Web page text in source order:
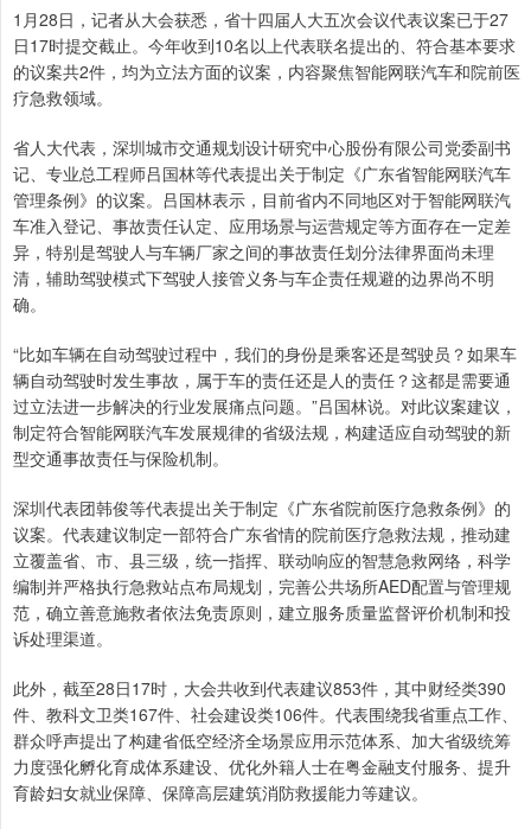
1月28日，记者从大会获悉，省十四届人大五次会议代表议案已于27
日17时提交截止。今年收到10名以上代表联名提出的、符合基本要求
的议案共2件，均为立法方面的议案，内容聚焦智能网联汽车和院前医
疗急救领域。
省人大代表，深圳城市交通规划设计研究中心股份有限公司党委副书
记、专业总工程师吕国林等代表提出关于制定《广东省智能网联汽车
管理条例》的议案。吕国林表示，目前省内不同地区对于智能网联汽
车准入登记、事故责任认定、应用场景与运营规定等方面存在一定差
异，特别是驾驶人与车辆厂家之间的事故责任划分法律界面尚未理
清，辅助驾驶模式下驾驶人接管义务与车企责任规避的边界尚不明
确。
“比如车辆在自动驾驶过程中，我们的身份是乘客还是驾驶员？如果车
辆自动驾驶时发生事故，属于车的责任还是人的责任？这都是需要通
过立法进一步解决的行业发展痛点问题。”吕国林说。对此议案建议，
制定符合智能网联汽车发展规律的省级法规，构建适应自动驾驶的新
型交通事故责任与保险机制。
深圳代表团韩俊等代表提出关于制定《广东省院前医疗急救条例》的
议案。代表建议制定一部符合广东省情的院前医疗急救法规，推动建
立覆盖省、市、县三级，统一指挥、联动响应的智慧急救网络，科学
编制并严格执行急救站点布局规划，完善公共场所AED配置与管理规
范，确立善意施救者依法免责原则，建立服务质量监督评价机制和投
诉处理渠道。
此外，截至28日17时，大会共收到代表建议853件，其中财经类390
件、教科文卫类167件、社会建设类106件。代表围绕我省重点工作、
群众呼声提出了构建省低空经济全场景应用示范体系、加大省级统筹
力度强化孵化育成体系建设、优化外籍人士在粤金融支付服务、提升
育龄妇女就业保障、保障高层建筑消防救援能力等建议。